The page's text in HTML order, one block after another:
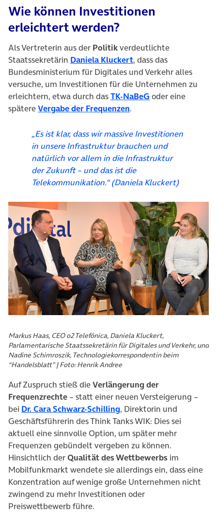
Wie können Investitionen
erleichtert werden?
Als Vertreterin aus der Politikverdeutlichte
Staatssekretärin Daniela Kluckert(öffnet in neuem Tab)
, dass das
Bundesministerium für Digitales und Verkehr alles
versuche, um Investitionen für die Unternehmen zu
erleichtern, etwa durch dasTK-NaBeG (öffnet in neuem
oder eine
spätereVergabe der Frequenzen(öffnet in neuem Tab)
.
„Es ist klar, dass wir massive Investitionen
in unsere Infrastruktur brauchen und
natürlich vor allem in die Infrastruktur
der Zukunft – und das ist die
Telekommunikation.“ (Daniela Kluckert)
Markus Haas, CEO o2 Telefónica, Daniela Kluckert,
Parlamentarische Staatssekretärin für Digitales und Verkehr, und
Nadine Schimroszik, Technologiekorrespondentin beim
“Handelsblatt” | Foto: Henrik Andree
Auf Zuspruch stieß dieVerlängerung der
Frequenzrechte – statt einer neuen Versteigerung –
bei Dr. Cara Schwarz-Schilling(öffnet in neuem Tab)
, Direktorin und
Geschäftsführerin des Think Tanks WIK: Dies sei
aktuell eine sinnvolle Option, um später mehr
Frequenzen gebündelt vergeben zu können.
Hinsichtlich derQualität des Wettbewerbs im
Mobilfunkmarkt wendete sie allerdings ein, dass eine
Konzentration auf wenige große Unternehmen nicht
zwingend zu mehr Investitionen oder
Preiswettbewerb führe.